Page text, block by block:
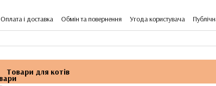
Оплата і доставка Обмін та повернення Угода користувача
Товари для котів